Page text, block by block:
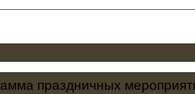
праздничных